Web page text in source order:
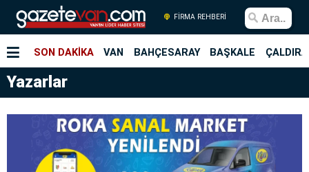
FİRMA REHBERİ
SON DAKİKA VAN BAHÇESARAY BAŞKALE
Yazarlar